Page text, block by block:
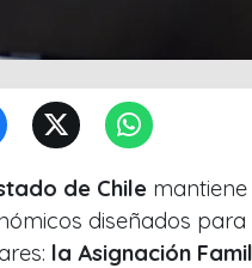
de Chile
diseñados para
la Asignación